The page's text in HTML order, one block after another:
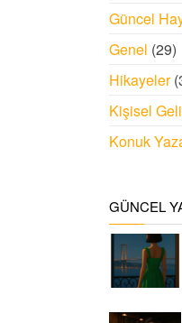
Güncel
Genel (29)
Hikayeler
Kişisel
Konuk
GÜNCEL